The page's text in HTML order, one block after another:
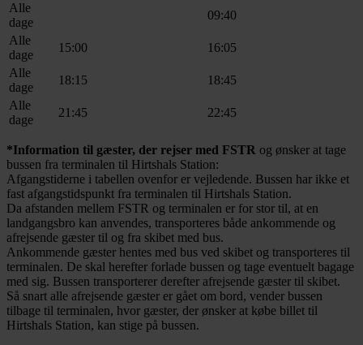
Alle
dage
09:40
Alle
dage
15:00
16:05
Alle
dage
18:15
18:45
Alle
dage
21:45 22:45
*Information til gæster, der rejser med FSTR og ønsker at tage
bussen fra terminalen til Hirtshals Station:
Afgangstiderne i tabellen ovenfor er vejledende. Bussen har ikke et
fast afgangstidspunkt fra terminalen til Hirtshals Station.
Da afstanden mellem FSTR og terminalen er for stor til, at en
landgangsbro kan anvendes, transporteres både ankommende og
afrejsende gæster til og fra skibet med bus.
Ankommende gæster hentes med bus ved skibet og transporteres til
terminalen. De skal herefter forlade bussen og tage eventuelt bagage
med sig. Bussen transporterer derefter afrejsende gæster til skibet.
Så snart alle afrejsende gæster er gået om bord, vender bussen
tilbage til terminalen, hvor gæster, der ønsker at købe billet til
Hirtshals Station, kan stige på bussen.